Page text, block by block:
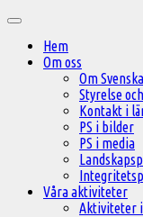
innehåll
Huvudmeny
Hem
Om oss
Om
Styrelse
Kontakt i
PS i bilder
PS i media
Våra aktiviteter
Aktiviteter i